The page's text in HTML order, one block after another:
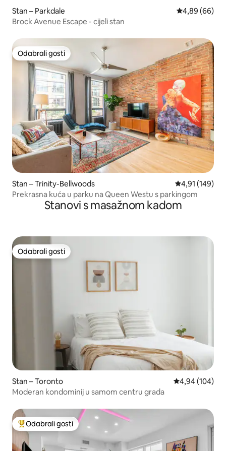
Stan – Parkdale Prosječna
4,89 (66)
Brock Avenue Escape - cijeli stan
Odabrali gosti
Odabrali gosti
Stan – Trinity-Bellwoods Prosječna
4,91 (149)
Prekrasna kuća u parku na Queen Westu s parkingom
Stanovi s masažnom kadom
Odabrali gosti
Odabrali gosti
Stan – Toronto Prosječna
4,94 (104)
Moderan kondominij u samom centru grada
Među najviše rangiranima s oznakom „Odabrali gosti”
Odabrali gosti